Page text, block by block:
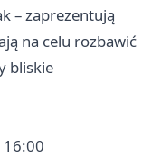
– zaprezentują
na celu rozbawić
bliskie
16:00